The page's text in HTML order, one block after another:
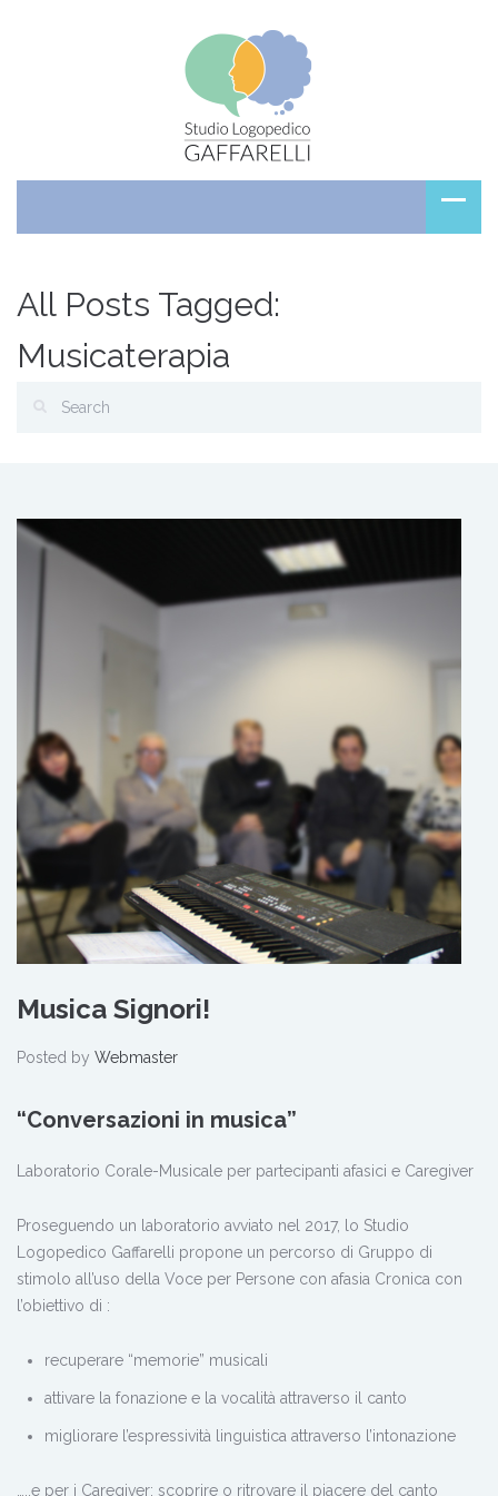
All Posts Tagged:
Musicaterapia
Musica Signori!
Posted by Webmaster
“Conversazioni in musica”
Laboratorio Corale-Musicale per partecipanti afasici e Caregiver
Proseguendo un laboratorio avviato nel 2017, lo Studio
Logopedico Gaffarelli propone un percorso di Gruppo di
stimolo all’uso della Voce per Persone con afasia Cronica con
l’obiettivo di :
recuperare “memorie” musicali
attivare la fonazione e la vocalità attraverso il canto
migliorare l’espressività linguistica attraverso l’intonazione
…..e per i Caregiver: scoprire o ritrovare il piacere del canto